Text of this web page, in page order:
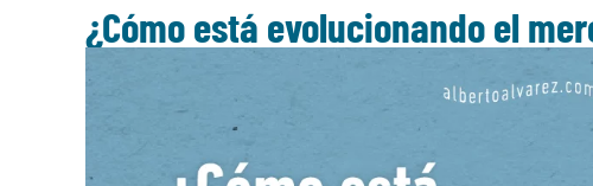
¿Cómo está evolucionando el